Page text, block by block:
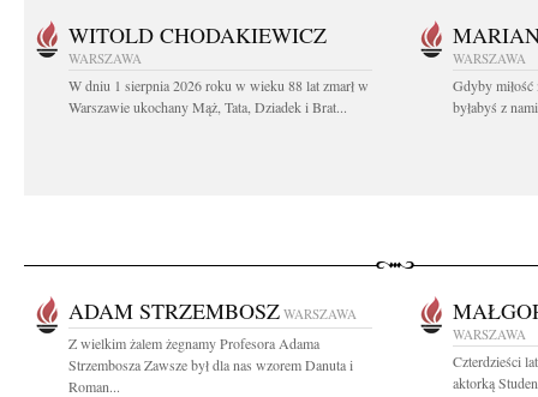
WITOLD CHODAKIEWICZ
WARSZAWA
W dniu 1 sierpnia 2026 roku w wieku 88 lat zmarł w
Warszawie ukochany Mąż, Tata, Dziadek i Brat...
WARSZAWA
Gdyby miłość
byłabyś z
ADAM STRZEMBOSZ WARSZAWA
Z wielkim żalem żegnamy Profesora Adama
Strzembosza Zawsze był dla nas wzorem Danuta i
Roman...
WARSZAWA
Czterdzieści lat
aktorką